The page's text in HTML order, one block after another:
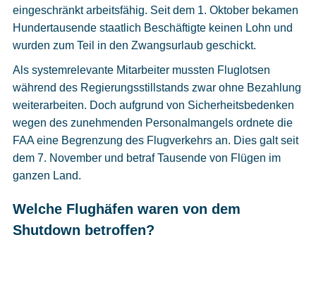
eingeschränkt arbeitsfähig. Seit dem 1. Oktober bekamen
Hundertausende staatlich Beschäftigte keinen Lohn und
wurden zum Teil in den Zwangsurlaub geschickt.
Als systemrelevante Mitarbeiter mussten Fluglotsen
während des Regierungsstillstands zwar ohne Bezahlung
weiterarbeiten. Doch aufgrund von Sicherheitsbedenken
wegen des zunehmenden Personalmangels ordnete die
FAA eine Begrenzung des Flugverkehrs an. Dies galt seit
dem 7. November und betraf Tausende von Flügen im
ganzen Land.
Welche Flughäfen waren von dem
Shutdown betroffen?